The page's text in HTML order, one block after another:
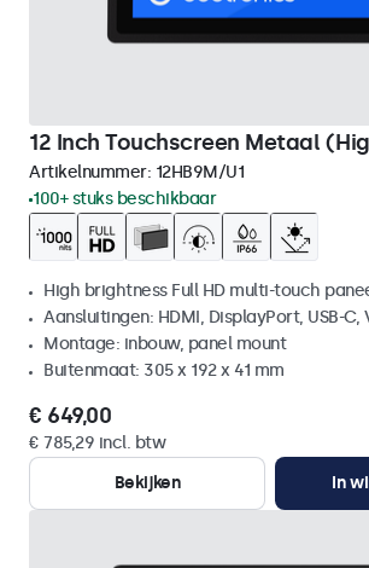
12 Inch Touchscreen Metaal
Artikelnummer: 12HB9M/U1
100+ stuks beschikbaar
High brightness Full HD multi-touch
Aansluitingen: HDMI, DisplayPort, USB-C,
Montage: inbouw, panel mount
Buitenmaat: 305 x 192 x 41 mm
€ 649,00
€ 785,29 incl. btw
Bekijken
In